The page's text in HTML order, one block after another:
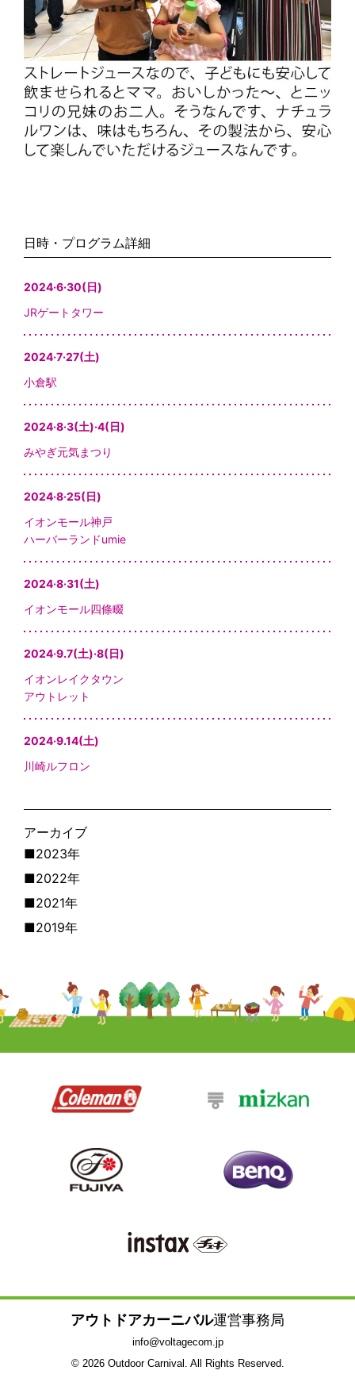
日時・プログラム詳細
2024·6·30(日)
JRゲートタワー
2024·7·27(土)
小倉駅
2024·8·3(土)·4(日)
みやぎ元気まつり
2024·8·25(日)
イオンモール神戸
ハーバーランドumie
2024·8·31(土)
イオンモール四條畷
2024·9.7(土)·8(日)
イオンレイクタウン
アウトレット
2024·9.14(土)
川崎ルフロン
アーカイブ
■2023年
■2022年
■2021年
■2019年
© 2026 Outdoor Carnival. All Rights Reserved.
アウトドアカーニバル運営事務局
info@voltagecom.jp